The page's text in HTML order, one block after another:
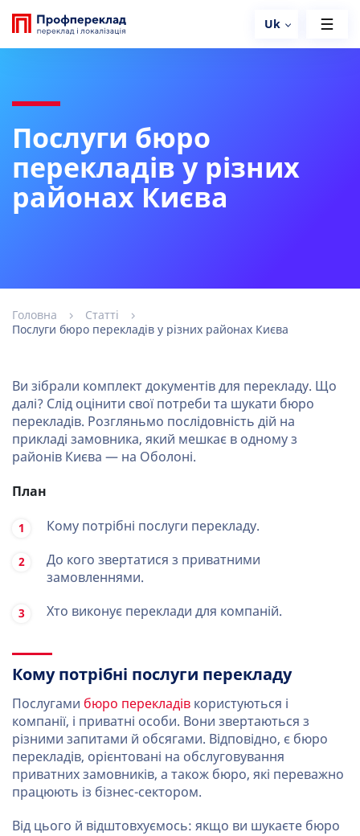
Uk
Послуги бюро
перекладів у різних
районах Києва
Головна
Статті
Послуги бюро перекладів у різних районах Києва
Ви зібрали комплект документів для перекладу. Що
далі? Слід оцінити свої потреби та шукати бюро
перекладів. Розгляньмо послідовність дій на
прикладі замовника, який мешкає в одному з
районів Києва — на Оболоні.
План
Кому потрібні послуги перекладу.
До кого звертатися з приватними
замовленнями.
Хто виконує переклади для компаній.
Кому потрібні послуги перекладу
Послугами бюро перекладів користуються і
компанії, і приватні особи. Вони звертаються з
різними запитами й обсягами. Відповідно, є бюро
перекладів, орієнтовані на обслуговування
приватних замовників, а також бюро, які переважно
працюють із бізнес-сектором.
Від цього й відштовхуємось: якщо ви шукаєте бюро